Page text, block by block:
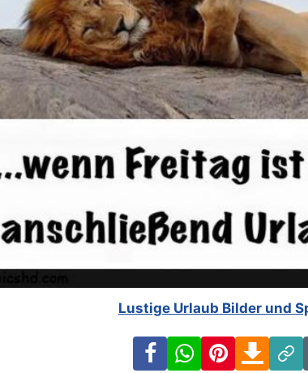
Lustige Urlaub Bilder und
FacebookWhatsAppPinterest
Link